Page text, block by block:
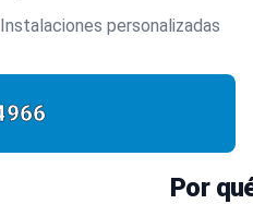
Instalaciones personalizadas
Por